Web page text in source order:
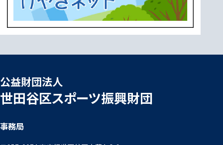
公益財団法人
世田谷区スポーツ振興財団
事務局